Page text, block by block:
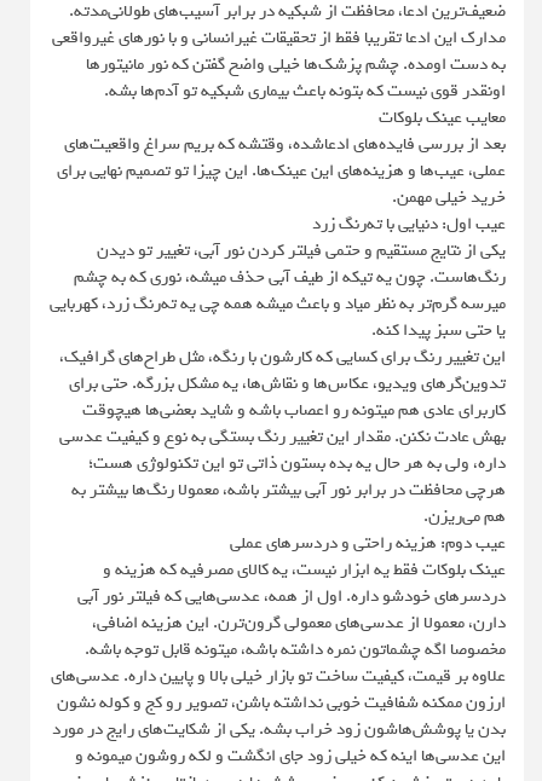
ضعیف‌ترین ادعا، محافظت از شبکیه در برابر آسیب‌های طولانی‌مدته.
مدارک این ادعا تقریبا فقط از تحقیقات غیرانسانی و با نورهای غیرواقعی
به دست اومده. چشم‌ پزشک‌ها خیلی واضح گفتن که نور مانیتورها
اونقدر قوی نیست که بتونه باعث بیماری شبکیه تو آدم‌ها بشه.
معایب عینک بلوکات
بعد از بررسی فایده‌های ادعاشده، وقتشه که بریم سراغ واقعیت‌های
عملی، عیب‌ها و هزینه‌های این عینک‌ها. این چیزا تو تصمیم نهایی برای
خرید خیلی مهمن.
عیب اول: دنیایی با ته‌رنگ زرد
یکی از نتایج مستقیم و حتمی فیلتر کردن نور آبی، تغییر تو دیدن
رنگ‌هاست. چون یه تیکه از طیف آبی حذف میشه، نوری که به چشم
میرسه گرم‌تر به نظر میاد و باعث میشه همه چی یه ته‌رنگ زرد، کهربایی
یا حتی سبز پیدا کنه.
این تغییر رنگ برای کسایی که کارشون با رنگه، مثل طراح‌های گرافیک،
تدوین‌گرهای ویدیو، عکاس‌ها و نقاش‌ها، یه مشکل بزرگه. حتی برای
کاربرای عادی هم میتونه رو اعصاب باشه و شاید بعضی‌ها هیچوقت
بهش عادت نکنن. مقدار این تغییر رنگ بستگی به نوع و کیفیت عدسی
داره، ولی به هر حال یه بده‌ بستون ذاتی تو این تکنولوژی هست؛
هرچی محافظت در برابر نور آبی بیشتر باشه، معمولا رنگ‌ها بیشتر به
هم می‌ریزن.
عیب دوم: هزینه راحتی و دردسرهای عملی
عینک بلوکات فقط یه ابزار نیست، یه کالای مصرفیه که هزینه و
دردسرهای خودشو داره. اول از همه، عدسی‌هایی که فیلتر نور آبی
دارن، معمولا از عدسی‌های معمولی گرون‌ترن. این هزینه اضافی،
مخصوصا اگه چشماتون نمره داشته باشه، میتونه قابل توجه باشه.
علاوه بر قیمت، کیفیت ساخت تو بازار خیلی بالا و پایین داره. عدسی‌های
ارزون ممکنه شفافیت خوبی نداشته باشن، تصویر رو کج و کوله نشون
بدن یا پوشش‌هاشون زود خراب بشه. یکی از شکایت‌های رایج در مورد
این عدسی‌ها اینه که خیلی زود جای انگشت و لکه روشون میمونه و